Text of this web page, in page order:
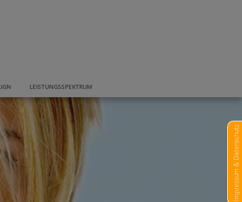
Impressum & Datenschutz
LEISTUNGSSPEKTRUM